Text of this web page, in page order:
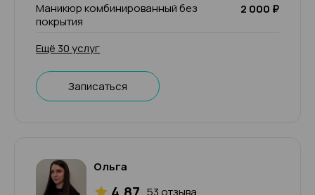
Маникюр комбинированный без
покрытия
2 000 ₽
Ещё 30 услуг
Записаться
Ольга
53 отзыва